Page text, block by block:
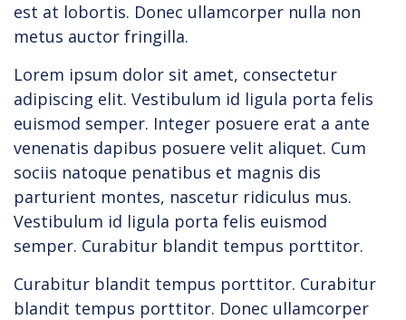
est at lobortis. Donec ullamcorper nulla non
metus auctor fringilla.
Lorem ipsum dolor sit amet, consectetur
adipiscing elit. Vestibulum id ligula porta felis
euismod semper. Integer posuere erat a ante
venenatis dapibus posuere velit aliquet. Cum
sociis natoque penatibus et magnis dis
parturient montes, nascetur ridiculus mus.
Vestibulum id ligula porta felis euismod
semper. Curabitur blandit tempus porttitor.
Curabitur blandit tempus porttitor. Curabitur
blandit tempus porttitor. Donec ullamcorper